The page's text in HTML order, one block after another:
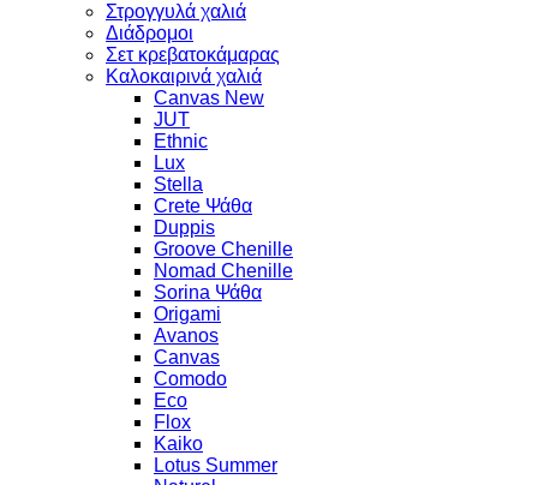
Στρογγυλά χαλιά
Διάδρομοι
Σετ κρεβατοκάμαρας
Καλοκαιρινά χαλιά
Canvas New
JUT
Ethnic
Lux
Stella
Crete Ψάθα
Duppis
Groove Chenille
Nomad Chenille
Sorina Ψάθα
Origami
Avanos
Canvas
Comodo
Eco
Flox
Kaiko
Lotus Summer